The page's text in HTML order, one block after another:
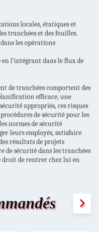
locales, étatiques et
tranchées et des fouilles.
les opérations
l'intégrant dans le flux de
de tranchées comportent des
efficace, une
appropriés, ces risques
de sécurité pour les
normes de sécurité
leurs employés, satisfaire
résultats de projets
de sécurité dans les tranchées
de rentrer chez lui en